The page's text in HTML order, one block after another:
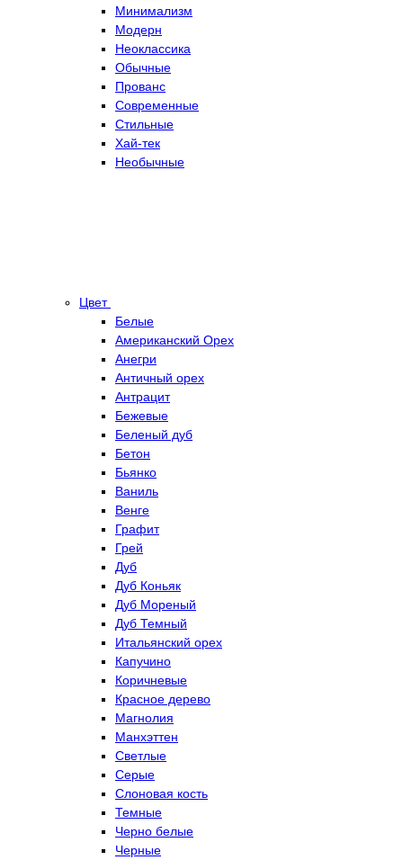
Минимализм
Модерн
Неоклассика
Обычные
Прованс
Современные
Стильные
Хай-тек
Необычные
Цвет
Белые
Американский Орех
Анегри
Античный орех
Антрацит
Бежевые
Беленый дуб
Бетон
Бьянко
Ваниль
Венге
Графит
Грей
Дуб
Дуб Коньяк
Дуб Мореный
Дуб Темный
Итальянский орех
Капучино
Коричневые
Красное дерево
Магнолия
Манхэттен
Светлые
Серые
Слоновая кость
Темные
Черно белые
Черные